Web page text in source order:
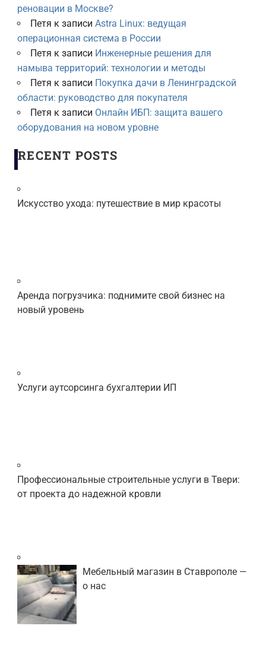
реновации в Москве?
Петя к записи Astra Linux: ведущая
операционная система в России
Петя к записи Инженерные решения для
намыва территорий: технологии и методы
Петя к записи Покупка дачи в Ленинградской
области: руководство для покупателя
Петя к записи Онлайн ИБП: защита вашего
оборудования на новом уровне
RECENT POSTS
Искусство ухода: путешествие в мир красоты
Аренда погрузчика: поднимите свой бизнес на
новый уровень
Услуги аутсорсинга бухгалтерии ИП
Профессиональные строительные услуги в Твери:
от проекта до надежной кровли
Мебельный магазин в Ставрополе —
о нас